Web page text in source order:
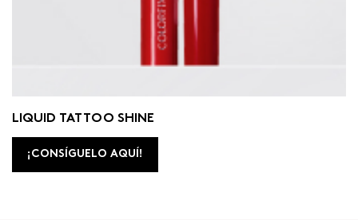
LIQUID TATTOO SHINE
¡CONSÍGUELO AQUÍ!